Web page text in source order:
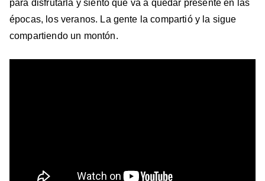
para disfrutarla y siento que va a quedar presente en las
épocas, los veranos. La gente la compartió y la sigue
compartiendo un montón.